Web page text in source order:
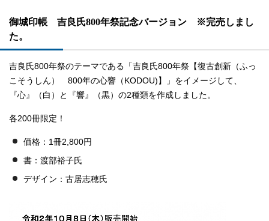
御城印帳 吉良氏800年祭記念バージョン ※完売しまし
た。
吉良氏800年祭のテーマである「吉良氏800年祭【復古創新（ふっ
こそうしん） 800年の心響（KODOU)】」をイメージして、
『心』（白）と『響』（黒）の2種類を作成しました。
各200冊限定！
価格：1冊2,800円
書：渡部裕子氏
デザイン：古居志穂氏